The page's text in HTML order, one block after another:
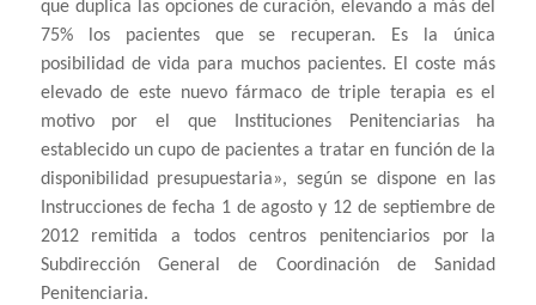
que duplica las opciones de curación, elevando a más del
75% los pacientes que se recuperan. Es la única
posibilidad de vida para muchos pacientes. El coste más
elevado de este nuevo fármaco de triple terapia es el
motivo por el que Instituciones Penitenciarias ha
establecido un cupo de pacientes a tratar en función de la
disponibilidad presupuestaria», según se dispone en las
Instrucciones de fecha 1 de agosto y 12 de septiembre de
2012 remitida a todos centros penitenciarios por la
Subdirección General de Coordinación de Sanidad
Penitenciaria.